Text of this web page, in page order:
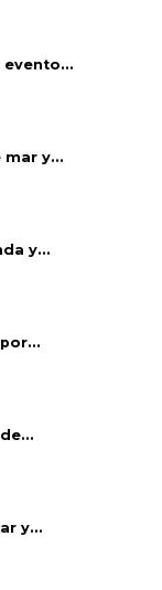
evento...
y...
y...
y...